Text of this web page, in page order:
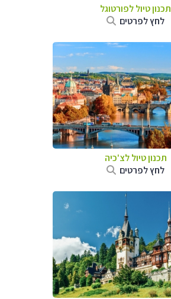
תכנון טיול לפורטוגל
לחץ לפרטים
תכנון טיול לצ'כיה
לחץ לפרטים